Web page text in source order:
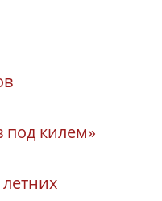
под килем»